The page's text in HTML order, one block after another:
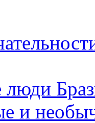
люди
и